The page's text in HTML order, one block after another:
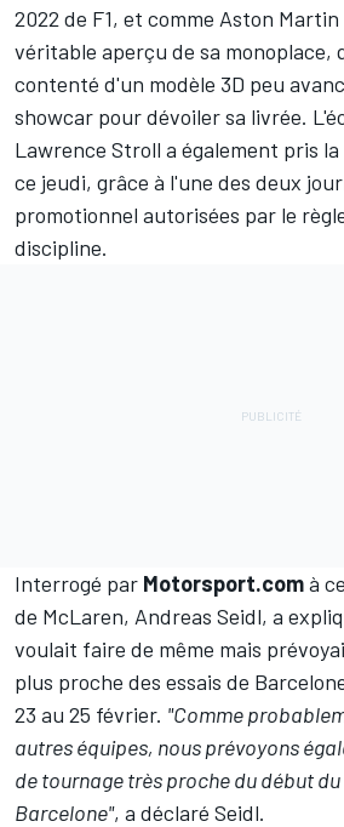
2022 de F1, et comme Aston Martin
véritable aperçu de sa monoplace,
contenté d'un modèle 3D peu
showcar pour dévoiler sa livrée.
Lawrence Stroll a également pris
ce jeudi, grâce à l'une des deux
promotionnel autorisées par le
discipline.
Interrogé par Motorsport.comà
de McLaren, Andreas Seidl, a
voulait faire de même mais
plus proche des essais de
23 au 25 février. "Comme
autres équipes, nous prévoyons
de tournage très proche du début
Barcelone", a déclaré Seidl.